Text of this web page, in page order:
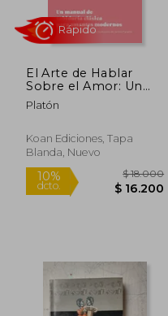
10%
El Arte de Hablar
Sobre el Amor: Un
Manual de Sabiduría
Clásica Para Amantes
Platón
Koan Ediciones, Tapa
Blanda, Nuevo